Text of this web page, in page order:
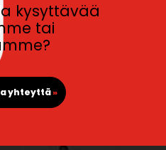
kysyttävää
tai
yhteyttä»